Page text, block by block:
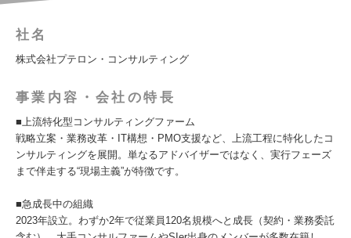
社名
株式会社プテロン・コンサルティング
事業内容・会社の特長
■上流特化型コンサルティングファーム
戦略立案・業務改革・IT構想・PMO支援など、上流工程に特化したコ
ンサルティングを展開。単なるアドバイザーではなく、実行フェーズ
まで伴走する“現場主義”が特徴です。
■急成長中の組織
2023年設立。わずか2年で従業員120名規模へと成長（契約・業務委託